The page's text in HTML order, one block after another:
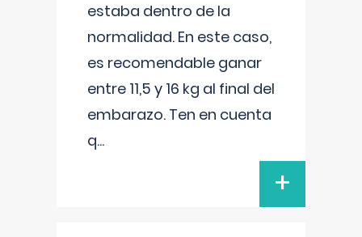
estaba dentro de la
normalidad. En este caso,
es recomendable ganar
entre 11,5 y 16 kg al final del
embarazo. Ten en cuenta
q...
+